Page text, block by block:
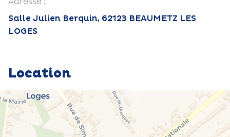
Salle Julien Berquin, 62123 BEAUMETZ LES
LOGES
Location